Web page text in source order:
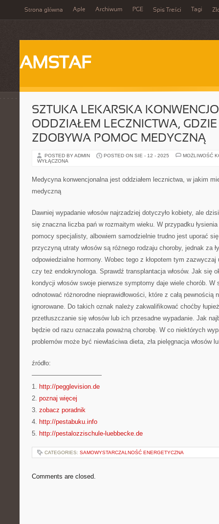
Strona główna Aple Archiwum PGE Spis Treści Tagi
AMSTAF
SZTUKA LEKARSKA
ODDZIAŁEM LECZNICTWA,
ZDOBYWA POMOC MEDYCZNĄ
POSTED BY ADMIN POSTED ON SIE - 12 - 2025
MOŻLIWOŚĆ
WYŁĄCZONA
Medycyna konwencjonalna jest oddziałem lecznictwa, w jakim
medyczną
Dawniej wypadanie włosów najrzadziej dotyczyło kobiety, ale
się znaczna liczba pań w rozmaitym wieku. W przypadku
pomocy specjalisty, albowiem samodzielnie trudno jest uporać
przyczyną utraty włosów są różnego rodzaju choroby, jednak za
odpowiedzialne hormony. Wobec tego z kłopotem tym
czy też endokrynologa. Sprawdź transplantacja włosów. Jak się
kondycji włosów swoje pierwsze symptomy daje wiele chorób.
odnotować różnorodne nieprawidłowości, które z całą pewnością
ignorowane. Do takich oznak należy zakwalifikować choćby
przetłuszczanie się włosów lub ich przesadne wypadanie. Jak
będzie od razu oznaczała poważną chorobę. W co niektórych
problemów może być niewłaściwa dieta, zła pielęgnacja włosów
źródło:
———————————
1. http://pegglevision.de
2. poznaj więcej
3. zobacz poradnik
4. http://pestabuku.info
5. http://pestalozzischule-luebbecke.de
CATEGORIES: SAMOWYSTARCZALNOŚĆ ENERGETYCZNA
Comments are closed.